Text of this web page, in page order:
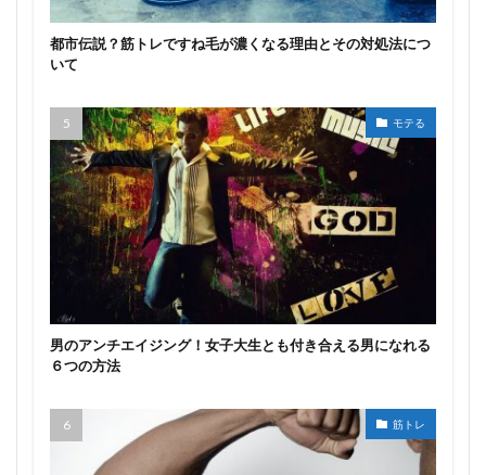
都市伝説？筋トレですね毛が濃くなる理由とその対処法につ
いて
モテる
男のアンチエイジング！女子大生とも付き合える男になれる
６つの方法
筋トレ